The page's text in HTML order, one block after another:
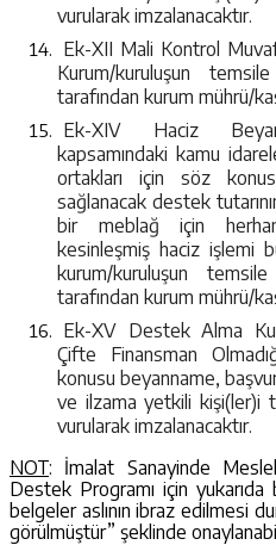
vurularak imzalanacaktır.
Ek-XII Mali Kontrol
Kurum/kuruluşun
tarafından kurum mührü/
Ek-XIV Haciz
kapsamındaki kamu
ortakları için söz
sağlanacak destek
bir meblağ için
kesinleşmiş haciz işlemi
kurum/kuruluşun
tarafından kurum mührü/
Ek-XV Destek Alma
Çifte Finansman
konusu beyanname,
ve ilzama yetkili kişi(ler)i
vurularak imzalanacaktır.
NOT: İmalat Sanayinde
Destek Programı için yukarıda
belgeler aslının ibraz edilmesi
görülmüştür” şeklinde